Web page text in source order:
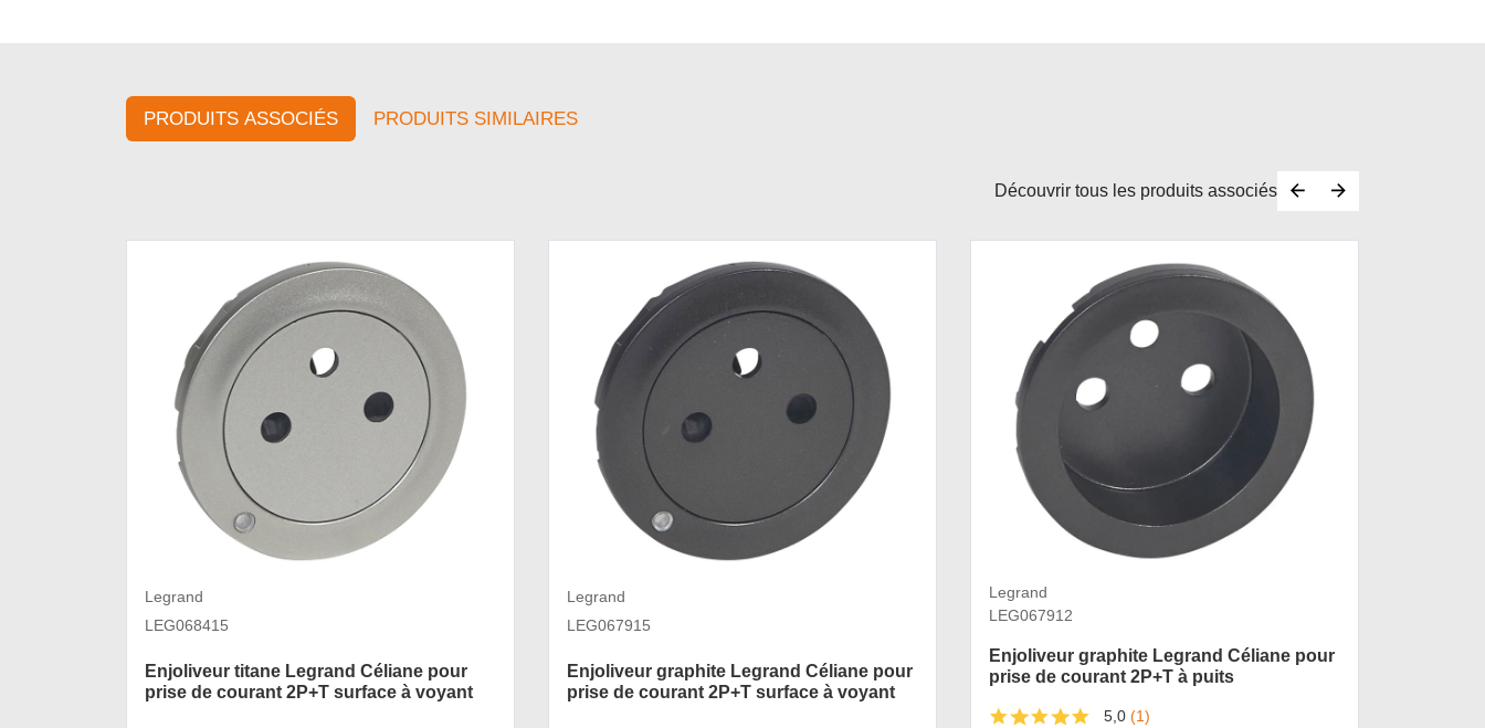
PRODUITS ASSOCIÉS PRODUITS SIMILAIRES
Découvrir tous les produits associés
Legrand
LEG068415
Enjoliveur titane Legrand Céliane pour
prise de courant 2P+T surface à voyant
Legrand
LEG067915
Enjoliveur graphite Legrand Céliane pour
prise de courant 2P+T surface à voyant
Legrand
LEG067912
Enjoliveur graphite Legrand Céliane pour
prise de courant 2P+T à puits
5,0 (1)